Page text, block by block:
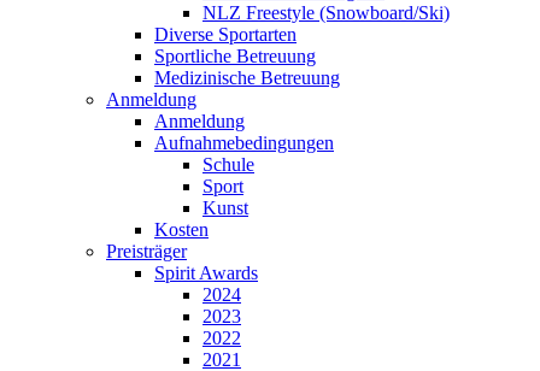
NLZ Freestyle (Snowboard/Ski)
Diverse Sportarten
Sportliche Betreuung
Medizinische Betreuung
Anmeldung
Anmeldung
Aufnahmebedingungen
Schule
Sport
Kunst
Kosten
Preisträger
Spirit Awards
2024
2023
2022
2021